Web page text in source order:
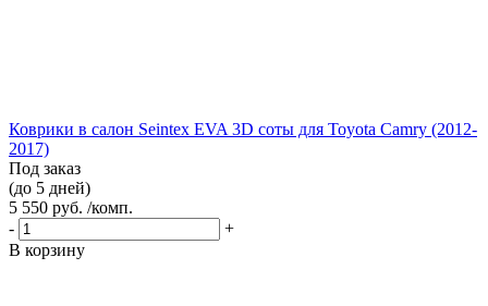
Коврики в салон Seintex EVA 3D соты для Toyota Camry (2012-
2017)
Под заказ
(до 5 дней)
5 550 руб. /комп.
-
+
В корзину